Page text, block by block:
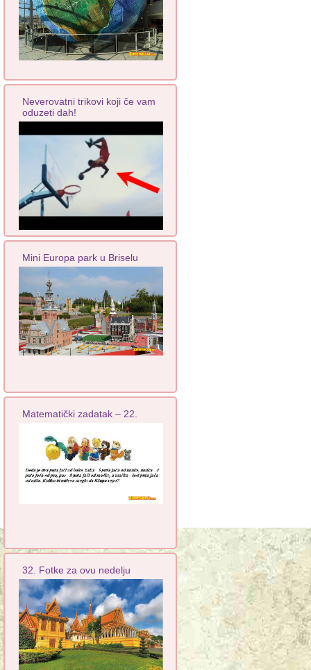
Neverovatni trikovi koji če vam
oduzeti dah!
Mini Europa park u Briselu
Matematički zadatak – 22.
32. Fotke za ovu nedelju